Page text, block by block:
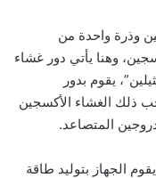
وذرة واحدة من
وهنا يأتي دور غشاء
يقوم بدور
ذلك الغشاء الأكسجين
المتصاعد.
الجهاز بتوليد طاقة